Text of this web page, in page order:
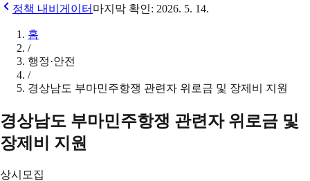
정책 내비게이터 마지막 확인: 2026. 5. 14.
홈
/
행정·안전
/
경상남도 부마민주항쟁 관련자 위로금 및 장제비 지원
경상남도 부마민주항쟁 관련자 위로금 및
장제비 지원
상시모집